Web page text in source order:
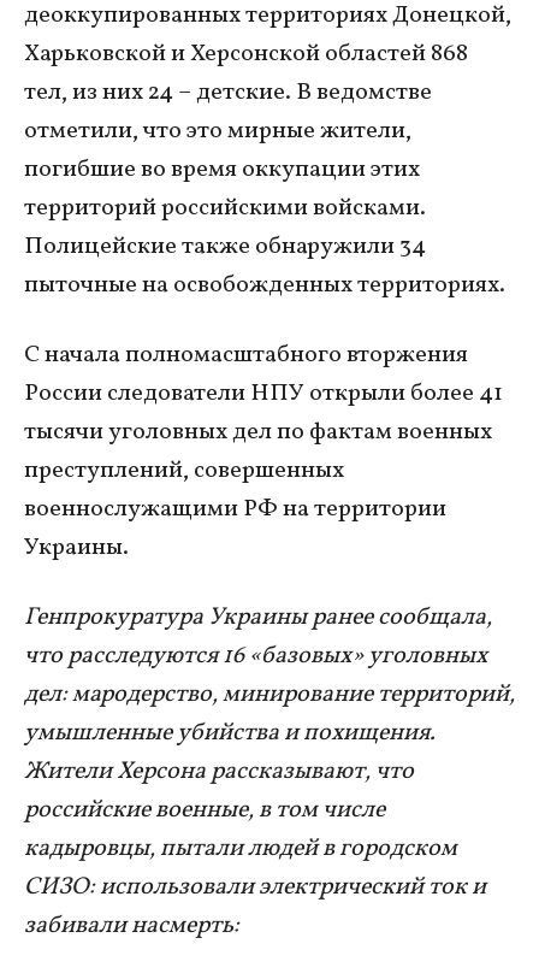
деоккупированных территориях Донецкой,
Харьковской и Херсонской областей 868
тел, из них 24 – детские. В ведомстве
отметили, что это мирные жители,
погибшие во время оккупации этих
территорий российскими войсками.
Полицейские также обнаружили 34
пыточные на освобожденных территориях.
С начала полномасштабного вторжения
России следователи НПУ открыли более 41
тысячи уголовных дел по фактам военных
преступлений, совершенных
военнослужащими РФ на территории
Украины.
Генпрокуратура Украины ранее сообщала,
что расследуются 16 «базовых» уголовных
дел: мародерство, минирование территорий,
умышленные убийства и похищения.
Жители Херсона рассказывают, что
российские военные, в том числе
кадыровцы, пытали людей в городском
СИЗО: использовали электрический ток и
забивали насмерть: